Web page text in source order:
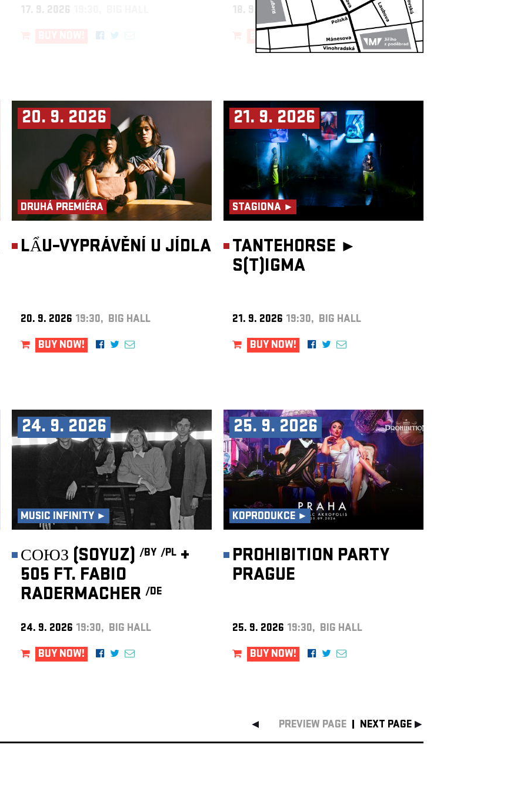
17. 9. 2026 18. 9. 2026 19:30, BIG HALL
BUY NOW!
20. 9. 2026
DRUHÁ PREMIÉRA
LẨU–VYPRÁVĚNÍ U JÍDLA
20. 9. 2026 19:30, BIG HALL
BUY NOW!
21. 9. 2026
STAGIONA ►
TANTEHORSE ►
S(T)IGMA
21. 9. 2026 19:30, BIG HALL
BUY NOW!
24. 9. 2026
MUSIC INFINITY ►
СОЮЗ (SOYUZ) /BY /PL +
505 FT. FABIO
RADERMACHER /DE
24. 9. 2026 19:30, BIG HALL
BUY NOW!
25. 9. 2026
KOPRODUKCE ►
PROHIBITION PARTY
PRAGUE
25. 9. 2026 19:30, BIG HALL
BUY NOW!
PREVIEW PAGE NEXT PAGE